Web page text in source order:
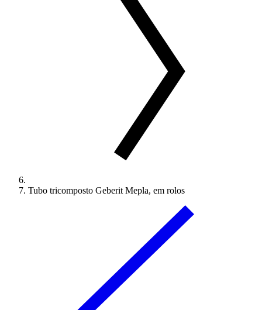
Tubo tricomposto Geberit Mepla, em rolos